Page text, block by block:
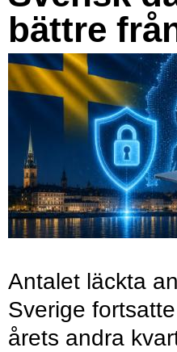
bättre
Antalet läckta
Sverige
årets andra